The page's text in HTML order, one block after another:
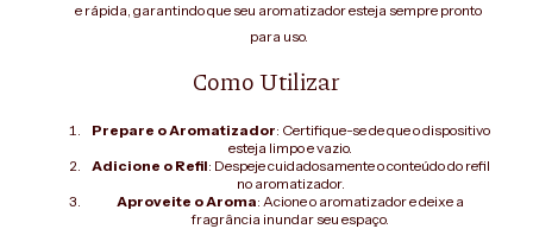
e rápida, garantindo que seu aromatizador esteja sempre pronto
para uso.
Como Utilizar
Prepare o Aromatizador: Certifique-se de que o dispositivo
esteja limpo e vazio.
Adicione o Refil: Despeje cuidadosamente o conteúdo do refil
no aromatizador.
Aproveite o Aroma: Acione o aromatizador e deixe a
fragrância inundar seu espaço.